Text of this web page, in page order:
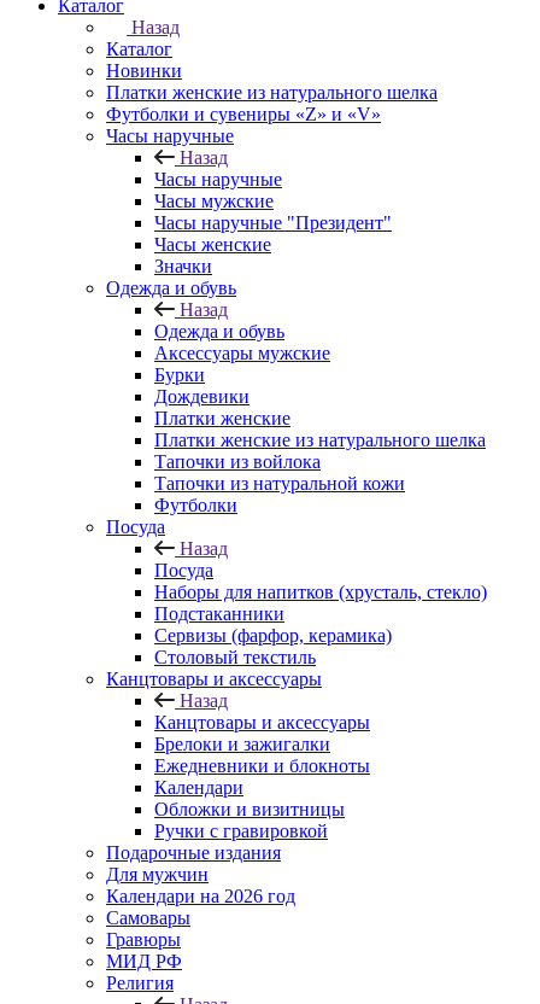
Каталог
Назад
Каталог
Новинки
Платки женские из натурального шелка
Футболки и сувениры «Z» и «V»
Часы наручные
Назад
Часы наручные
Часы мужские
Часы наручные "Президент"
Часы женские
Значки
Одежда и обувь
Назад
Одежда и обувь
Аксессуары мужские
Бурки
Дождевики
Платки женские
Платки женские из натурального шелка
Тапочки из войлока
Тапочки из натуральной кожи
Футболки
Посуда
Назад
Посуда
Наборы для напитков (хрусталь, стекло)
Подстаканники
Сервизы (фарфор, керамика)
Столовый текстиль
Канцтовары и аксессуары
Назад
Канцтовары и аксессуары
Брелоки и зажигалки
Ежедневники и блокноты
Календари
Обложки и визитницы
Ручки с гравировкой
Подарочные издания
Для мужчин
Календари на 2026 год
Самовары
Гравюры
МИД РФ
Религия